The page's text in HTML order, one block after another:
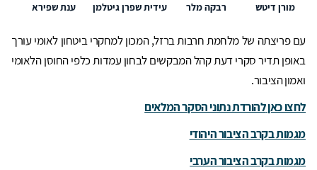
מורן דיטש רבקה מלר עידית שפרן גיטלמן ענת שפירא
עם פריצתה של מלחמת חרבות ברזל, המכון למחקרי ביטחון לאומי עורך
באופן תדיר סקרי דעת קהל המבקשים לבחון עמדות כלפי החוסן הלאומי
ואמון הציבור.
לחצו כאןלהורדת נתוני הסקר המלאים
מגמות בקרב הציבור היהודי
מגמות בקרב הציבור הערבי